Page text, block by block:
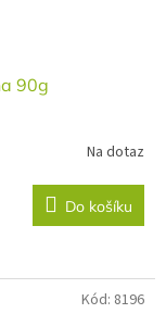
90g
Na dotaz
Do košíku
Kód: 8196